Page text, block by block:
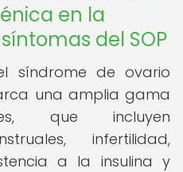
en la
del SOP
síndrome de ovario
una amplia gama
que incluyen
infertilidad,
a la insulina y